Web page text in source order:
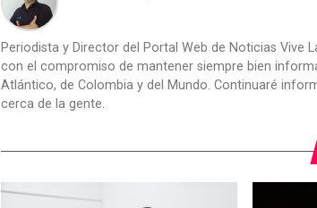
Periodista y Director del Portal Web de Noticias Vive
con el compromiso de mantener siempre bien
Atlántico, de Colombia y del Mundo. Continuaré
cerca de la gente.